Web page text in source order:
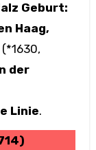
Geburt:
Haag,
der
Linie.